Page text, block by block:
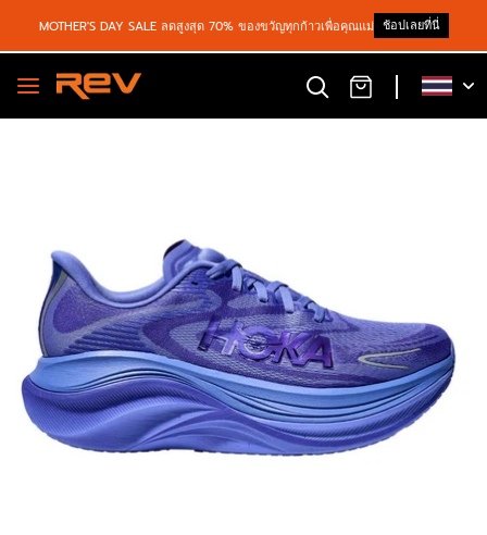
MOTHER'S DAY SALE ลดสูงสุด 70% ของขวัญทุกก้าวเพื่อคุณแม่ ช้อปเลยที่นี่